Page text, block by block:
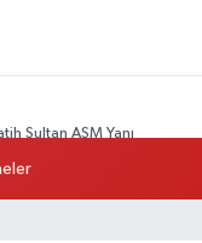
Sultan ASM Yanı